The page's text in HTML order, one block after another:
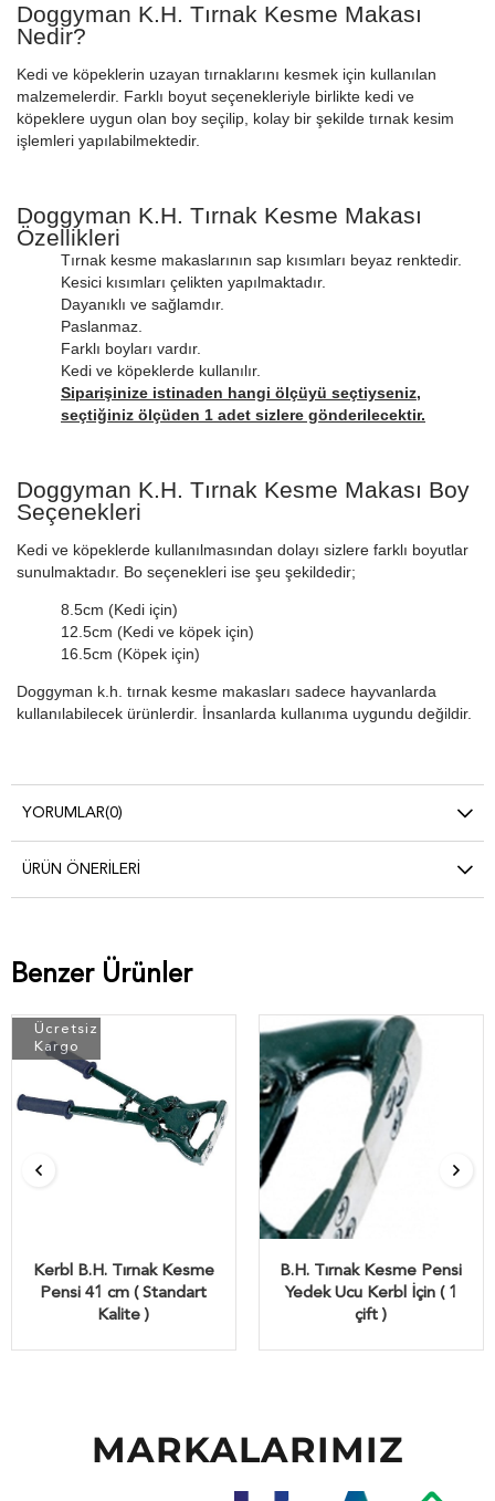
Doggyman K.H. Tırnak Kesme Makası
Nedir?
Kedi ve köpeklerin uzayan tırnaklarını kesmek için kullanılan
malzemelerdir. Farklı boyut seçenekleriyle birlikte kedi ve
köpeklere uygun olan boy seçilip, kolay bir şekilde tırnak kesim
işlemleri yapılabilmektedir.
Doggyman K.H. Tırnak Kesme Makası
Özellikleri
Tırnak kesme makaslarının sap kısımları beyaz renktedir.
Kesici kısımları çelikten yapılmaktadır.
Dayanıklı ve sağlamdır.
Paslanmaz.
Farklı boyları vardır.
Kedi ve köpeklerde kullanılır.
Siparişinize istinaden hangi ölçüyü seçtiyseniz,
seçtiğiniz ölçüden 1 adet sizlere gönderilecektir.
Doggyman K.H. Tırnak Kesme Makası Boy
Seçenekleri
Kedi ve köpeklerde kullanılmasından dolayı sizlere farklı boyutlar
sunulmaktadır. Bo seçenekleri ise şeu şekildedir;
8.5cm (Kedi için)
12.5cm (Kedi ve köpek için)
16.5cm (Köpek için)
Doggyman k.h. tırnak kesme makasları sadece hayvanlarda
kullanılabilecek ürünlerdir. İnsanlarda kullanıma uygundu değildir.
YORUMLAR(0)
ÜRÜN ÖNERILERI
Benzer Ürünler
Kerbl B.H. Tırnak Kesme
Pensi 41 cm ( Standart
Kalite )
Ücretsiz
Kargo
B.H. Tırnak Kesme Pensi
Yedek Ucu Kerbl İçin ( 1
çift )
MARKALARIMIZ